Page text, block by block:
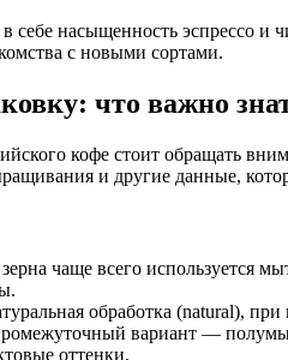
в себе насыщенность эспрессо
с новыми сортами.
что важно
кофе стоит обращать
и другие данные,
чаще всего используется
обработка (natural),
вариант —
оттенки.